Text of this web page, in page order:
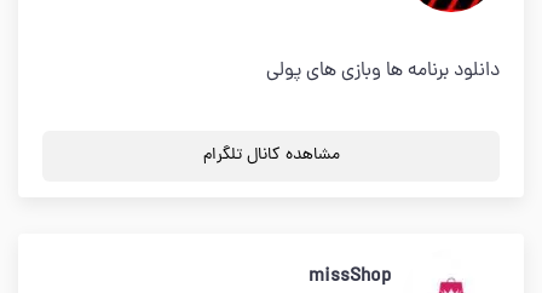
دانلود برنامه ها وبازی های پولی
مشاهده کانال تلگرام
missShop